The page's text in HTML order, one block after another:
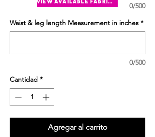
0/500
Waist & leg length Measurement in inches *
0/500
Cantidad *
Agregar al carrito
view available fabrics